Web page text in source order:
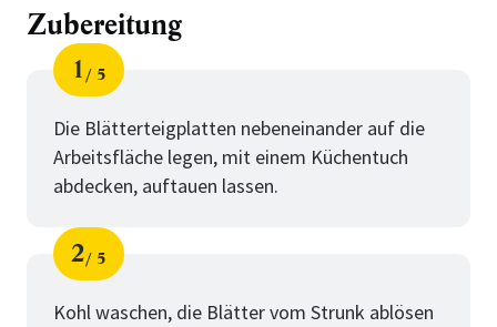
Zubereitung
Schritt
1
von
5
Die Blätterteigplatten nebeneinander auf die
Arbeitsfläche legen, mit einem Küchentuch
abdecken, auftauen lassen.
Schritt
2
von
5
Kohl waschen, die Blätter vom Strunk ablösen